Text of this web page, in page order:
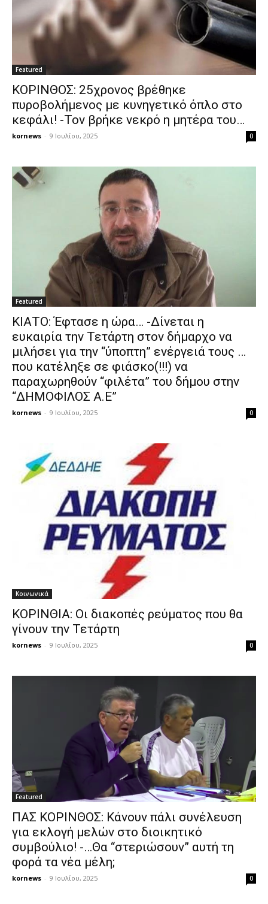
Featured
ΚΟΡΙΝΘΟΣ: 25χρονος βρέθηκε
πυροβολήμενος με κυνηγετικό όπλο στο
κεφάλι! -Τον βρήκε νεκρό η μητέρα του…
kornews - 9 Ιουλίου, 2025 0
Featured
ΚΙΑΤΟ: Έφτασε η ώρα… -Δίνεται η
ευκαιρία την Τετάρτη στον δήμαρχο να
μιλήσει για την “ύποπτη” ενέργειά τους …
που κατέληξε σε φιάσκο(!!!) να
παραχωρηθούν “φιλέτα” του δήμου στην
“ΔΗΜΟΦΙΛΟΣ Α.Ε”
kornews - 9 Ιουλίου, 2025 0
Κοινωνικά
ΚΟΡΙΝΘΙΑ: Οι διακοπές ρεύματος που θα
γίνουν την Τετάρτη
kornews - 9 Ιουλίου, 2025 0
Featured
ΠΑΣ ΚΟΡΙΝΘΟΣ: Κάνουν πάλι συνέλευση
για εκλογή μελών στο διοικητικό
συμβούλιο! -…Θα “στεριώσουν” αυτή τη
φορά τα νέα μέλη;
kornews - 9 Ιουλίου, 2025 0